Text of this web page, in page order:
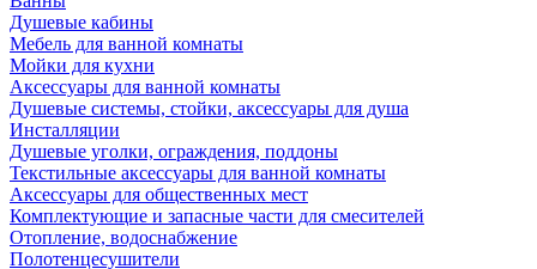
Душевые кабины
Мебель для ванной комнаты
Мойки для кухни
Аксессуары для ванной комнаты
Душевые системы, стойки, аксессуары для душа
Инсталляции
Душевые уголки, ограждения, поддоны
Текстильные аксессуары для ванной комнаты
Аксессуары для общественных мест
Комплектующие и запасные части для смесителей
Отопление, водоснабжение
Полотенцесушители